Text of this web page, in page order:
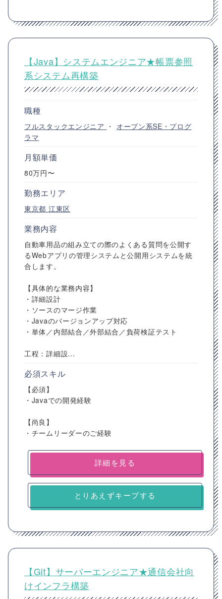
【Java】システムエンジニア★帳票参照
系システム再構築
職種
フルスタックエンジニア ・ オープン系SE・プログ
ラマ
月額単価
80万円〜
勤務エリア
東京都 江東区
業務内容
自動車用品の組み立ての際のよくある質問を公開す
るWebアプリの管理システムと公開用システムを統
合します。
【具体的な業務内容】
・詳細設計
・ソースのマージ作業
・Javaのバージョンアップ対応
・単体／内部結合／外部結合／負荷検証テスト
工程：詳細設...
必須スキル
【必須】
・Javaでの開発経験
【尚良】
・チームリーダーのご経験
詳細を見る
とりあえずキープする
【Git】サーバーエンジニア★通信会社向
けインフラ構築